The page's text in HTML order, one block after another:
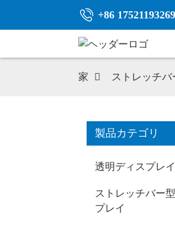
+86 17521193269
家 ストレッチ
製品カテゴリ
透明ディスプレイ
ストレッチバー
プレイ